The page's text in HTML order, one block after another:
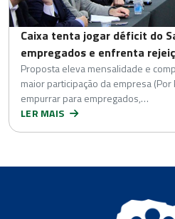
Caixa tenta jogar déficit do
empregados e enfrenta
Proposta eleva mensalidade e
maior participação da empresa (Por
empurrar para empregados,…
LER MAIS